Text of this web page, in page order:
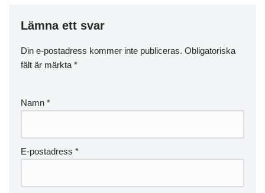
Lämna ett svar
Din e-postadress kommer inte publiceras. Obligatoriska
fält är märkta *
Namn *
E-postadress *